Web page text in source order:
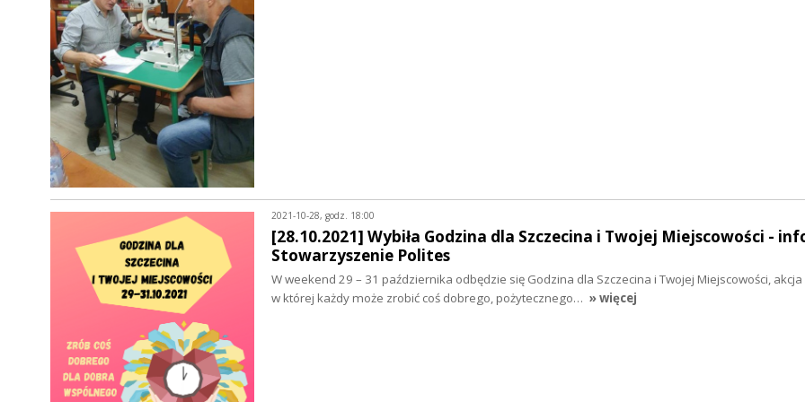
2021-10-28, godz. 18:00
[28.10.2021] Wybiła Godzina dla Szczecina i Twojej Miejscowości -
Stowarzyszenie Polites
W weekend 29 – 31 października odbędzie się Godzina dla Szczecina i Twojej Miejscowości, akcja
w której każdy może zrobić coś dobrego, pożytecznego… » więcej